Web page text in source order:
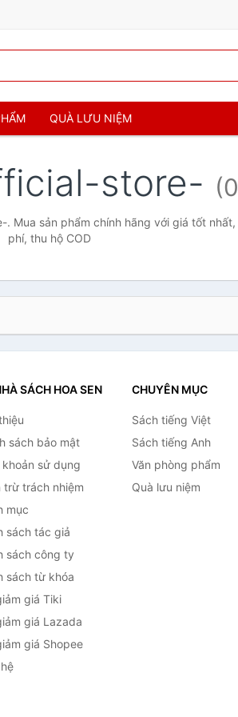
QUÀ LƯU NIỆM
store-
Mua sản phẩm chính hãng với giá tốt
phí, thu hộ COD
SÁCH HOA SEN
sách bảo mật
sử dụng
trừ trách nhiệm
mục
sách tác giả
sách công ty
sách từ khóa
giá Tiki
giá Lazada
giá Shopee
CHUYÊN MỤC
Sách tiếng Việt
Sách tiếng Anh
Văn phòng phẩm
Quà lưu niệm